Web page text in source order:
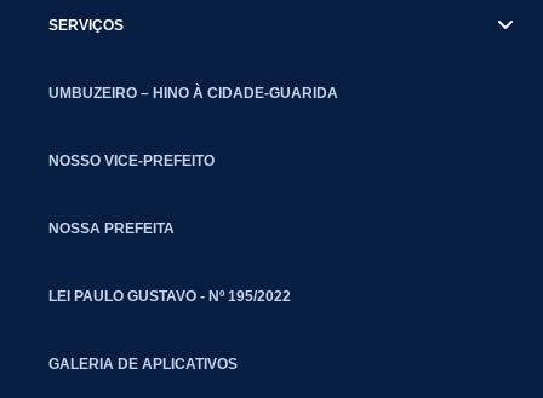
SERVIÇOS
UMBUZEIRO – HINO À CIDADE-GUARIDA
NOSSO VICE-PREFEITO
NOSSA PREFEITA
LEI PAULO GUSTAVO - Nº 195/2022
GALERIA DE APLICATIVOS